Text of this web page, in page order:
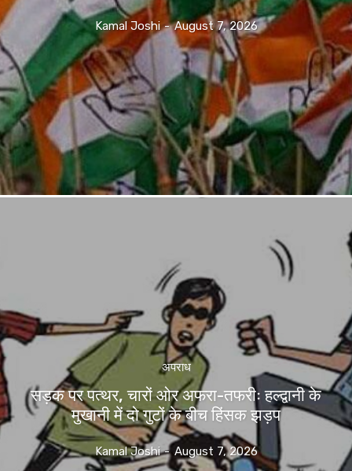
Kamal Joshi - August 7, 2026
अपराध
सड़क पर पत्थर, चारों ओर अफरा-तफरीः हल्द्वानी के
मुखानी में दो गुटों के बीच हिंसक झड़प
Kamal Joshi - August 7, 2026